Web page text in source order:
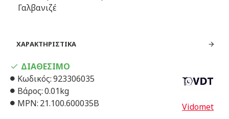
Γαλβανιζέ
ΧΑΡΑΚΤΗΡΙΣΤΙΚΆ
ΔΙΑΘΈΣΙΜΟ
Κωδικός:923306035
Βάρος:0.01kg
MPN: 21.100.600035Β Vidomet